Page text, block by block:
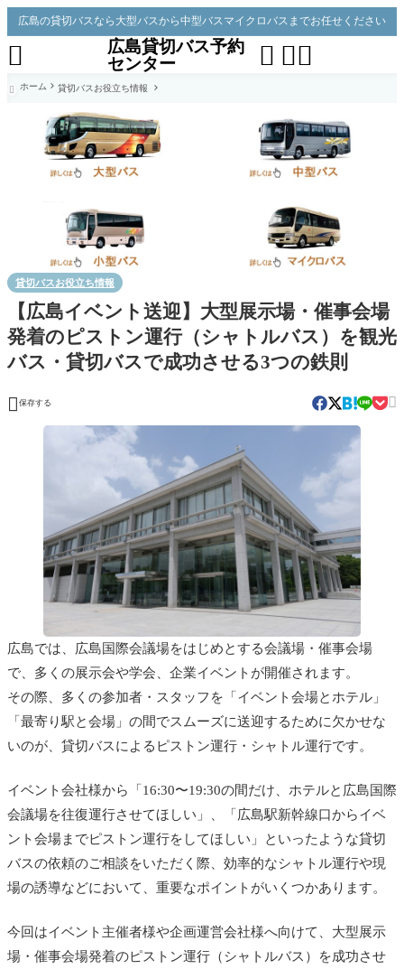
広島の貸切バスなら大型バスから中型バスマイクロバスまでお任せください
広島貸切バス予約
センター
 

 ホーム 貸切バスお役立ち情報
貸切バスお役立ち情報
【広島イベント送迎】大型展示場・催事会場
発着のピストン運行（シャトルバス）を観光
バス・貸切バスで成功させる3つの鉄則
 保存する 
広島では、広島国際会議場をはじめとする会議場・催事会場
で、多くの展示会や学会、企業イベントが開催されます。
その際、多くの参加者・スタッフを「イベント会場とホテル」
「最寄り駅と会場」の間でスムーズに送迎するために欠かせな
いのが、貸切バスによるピストン運行・シャトル運行です。
イベント会社様から「16:30〜19:30の間だけ、ホテルと広島国際
会議場を往復運行させてほしい」、「広島駅新幹線口からイベ
ント会場までピストン運行をしてほしい」といったような貸切
バスの依頼のご相談をいただく際、効率的なシャトル運行や現
場の誘導などにおいて、重要なポイントがいくつかあります。
今回はイベント主催者様や企画運営会社様へ向けて、大型展示
場・催事会場発着のピストン運行（シャトルバス）を成功させ